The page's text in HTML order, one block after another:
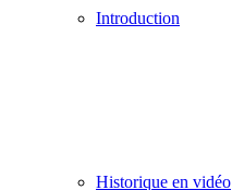
Introduction
Historique en vidéo